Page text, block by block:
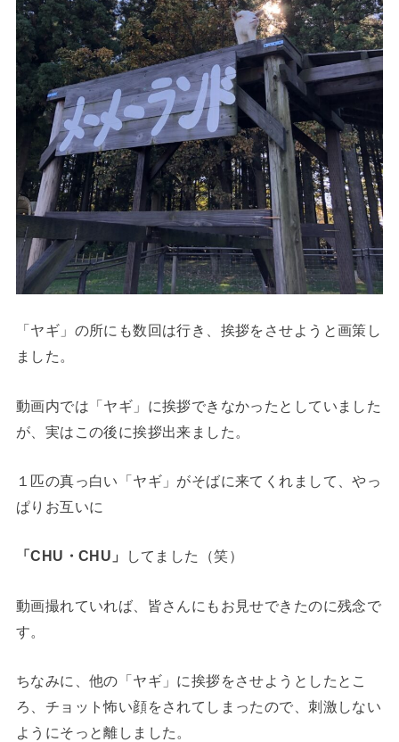
「ヤギ」の所にも数回は行き、挨拶をさせようと画策し
ました。
動画内では「ヤギ」に挨拶できなかったとしていました
が、実はこの後に挨拶出来ました。
１匹の真っ白い「ヤギ」がそばに来てくれまして、やっ
ぱりお互いに
「CHU・CHU」 してました（笑）
動画撮れていれば、皆さんにもお見せできたのに残念で
す。
ちなみに、他の「ヤギ」に挨拶をさせようとしたとこ
ろ、チョット怖い顔をされてしまったので、刺激しない
ようにそっと離しました。